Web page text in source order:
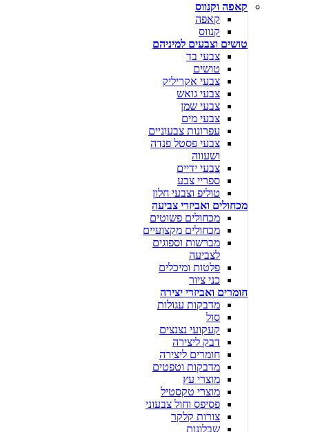
קאפה וקנווס
קאפה
קנווס
טושים וצבעים למיניהם
צבעי בד
טושים
צבעי אקריליק
צבעי גואש
צבעי שמן
צבעי מים
עפרונות צבעוניים
צבעי פסטל פנדה
ושעווה
צבעי ידיים
ספריי צבע
טוליפ וצבעי חלון
מכחולים ואביזרי צביעה
מכחולים פשוטים
מכחולים מקצועיים
מברשות וספוגים
לצביעה
פלטות ומיכלים
כני ציור
חומרים ואביזרי יצירה
מדבקות עגולות
סול
קעקועי נצנצים
דבק ליצירה
חומרים ליצירה
מדבקות וטפטים
מוצרי עץ
מוצרי טקסטיל
פסיפס וחול צבעוני
צורות קלקר
שבלונות